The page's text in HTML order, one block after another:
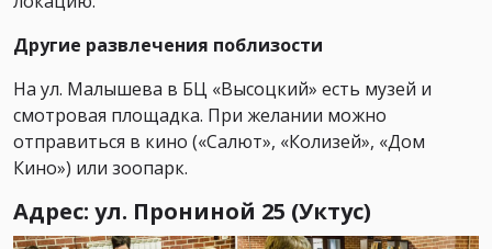
Другие развлечения поблизости
На ул. Малышева в БЦ «Высоцкий» есть музей и
смотровая площадка. При желании можно
отправиться в кино («Салют», «Колизей», «Дом
Кино») или зоопарк.
Адрес: ул. Прониной 25 (Уктус)